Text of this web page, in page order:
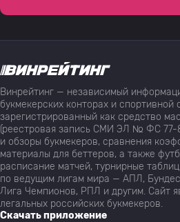
Винрейтинг — независимый
букмекерских конторах и спортивной
зарегистрированный как средство
(реестровая запись СМИ ЭЛ № ФС 77-
и обзоры букмекеров, сравнения
материалы для беттеров, а также
расписание матчей, турнирные
по ведущим лигам мира — АПЛ,
Лига Чемпионов, РПЛ и другим. Сайт
легальных российских букмекеров.
Скачать приложение